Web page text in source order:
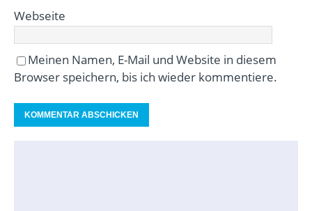
Webseite
Meinen Namen, E-Mail und Website in diesem
Browser speichern, bis ich wieder kommentiere.